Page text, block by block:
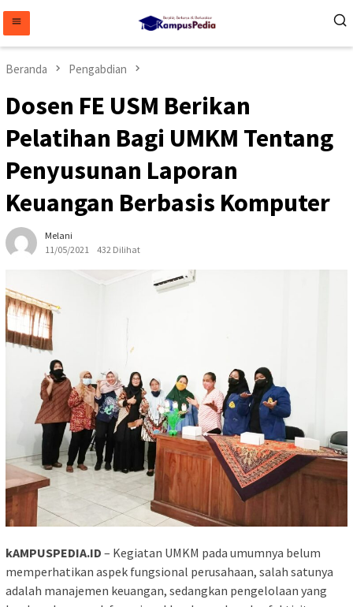
konten
Beranda Pengabdian
Dosen FE USM Berikan
Pelatihan Bagi UMKM Tentang
Penyusunan Laporan
Keuangan Berbasis Komputer
Melani
11/05/2021
432 Dilihat
kAMPUSPEDIA.ID – Kegiatan UMKM pada umumnya belum
memperhatikan aspek fungsional perusahaan, salah satunya
adalah manajemen keuangan, sedangkan pengelolaan yang